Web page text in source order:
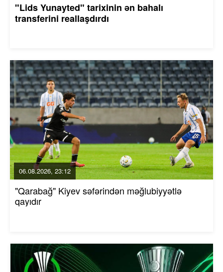
"Lids Yunayted" tarixinin ən bahalı
transferini reallaşdırdı
06.08.2026, 23:12
"Qarabağ" Kiyev səfərindən məğlubiyyətlə
qayıdır